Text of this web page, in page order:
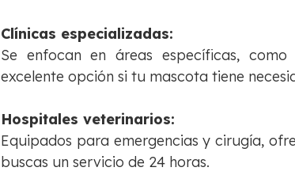
Clínicas especializadas:
Se enfocan en áreas específicas,
excelente opción si tu mascota tiene
Hospitales veterinarios:
Equipados para emergencias y cirugía,
buscas un servicio de 24 horas.